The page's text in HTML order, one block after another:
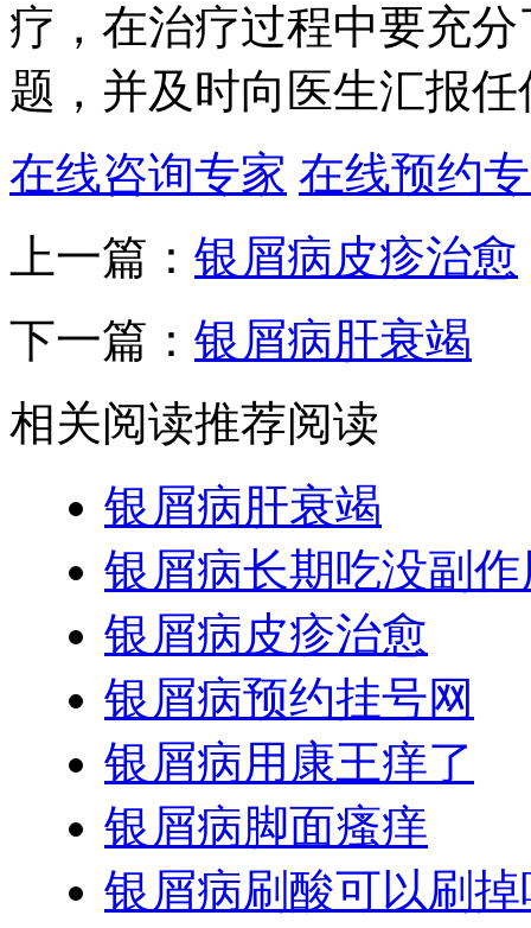
疗，在治疗过程中要充
题，并及时向医生汇报
在线咨询专家 在线预约
上一篇： 银屑病皮疹治愈
下一篇： 银屑病肝衰竭
相关阅读推荐阅读
银屑病肝衰竭
银屑病长期吃没副
银屑病皮疹治愈
银屑病预约挂号网
银屑病用康王痒了
银屑病脚面瘙痒
银屑病刷酸可以刷掉